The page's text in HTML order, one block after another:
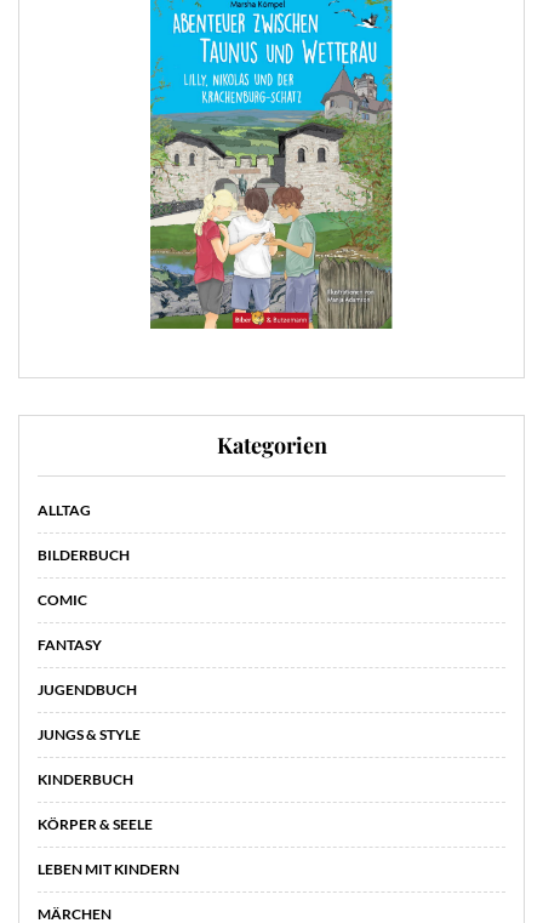
Kategorien
ALLTAG
BILDERBUCH
COMIC
FANTASY
JUGENDBUCH
JUNGS & STYLE
KINDERBUCH
KÖRPER & SEELE
LEBEN MIT KINDERN
MÄRCHEN